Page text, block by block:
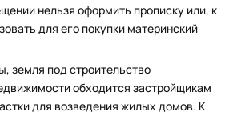
нельзя оформить прописку или, к
для его покупки материнский
земля под строительство
обходится застройщикам
для возведения жилых домов. К